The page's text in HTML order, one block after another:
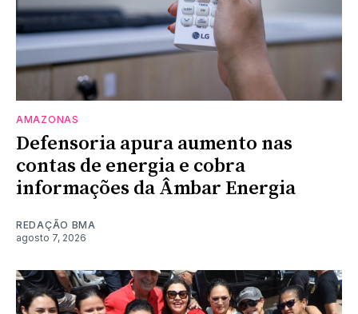
AMAZONAS
Defensoria apura aumento nas
contas de energia e cobra
informações da Âmbar Energia
REDAÇÃO BMA
agosto 7, 2026